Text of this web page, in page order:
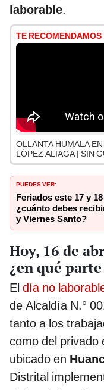
laborable.
TE RECOMENDAMOS
OLLANTA HUMALA
LÓPEZ ALIAGA | SIN
PUEDES VER:
Feriados este 17 y
¿cuánto debes
y Viernes Santo?
Hoy, 16 de
¿en qué
El día no
de Alcaldía N.°
tanto a los
como del privado
ubicado en
Distrital